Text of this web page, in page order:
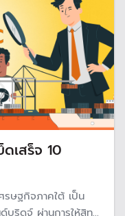
ดเสร็จ 10
รษฐกิจภาคใต้ เป็น
บริดจ์ ผ่านการให้สิทธิ